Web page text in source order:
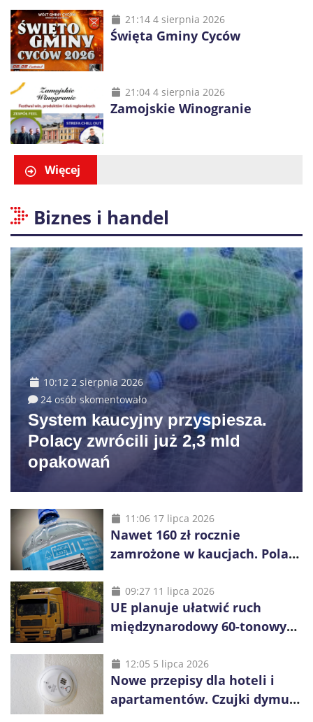
21:14 4 sierpnia 2026
Święta Gminy Cyców
21:04 4 sierpnia 2026
Zamojskie Winogranie
Więcej
Biznes i handel
10:12 2 sierpnia 2026
24 osób skomentowało
System kaucyjny przyspiesza.
Polacy zwrócili już 2,3 mld
opakowań
11:06 17 lipca 2026
Nawet 160 zł rocznie
zamrożone w kaucjach. Polacy
vouchery
09:27 11 lipca 2026
UE planuje ułatwić ruch
międzynarodowy 60-tonowych
konkurencji
12:05 5 lipca 2026
Nowe przepisy dla hoteli i
apartamentów. Czujki dymu